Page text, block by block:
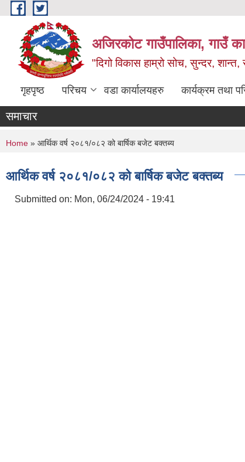
Skip to main content
अजिरकोट गाउँपालिका, गाउँ
"दिगो विकास हाम्रो सोच, सुन्दर,
गृहपृष्ठ परिचय वडा कार्यालयहरु कार्यक्रम तथा
समाचार
You are here
Home » आर्थिक वर्ष २०८१/०८२ को बार्षिक बजेट बक्तब्य
आर्थिक वर्ष २०८१/०८२ को बार्षिक बजेट बक्तब्य
Submitted on: Mon, 06/24/2024 - 19:41